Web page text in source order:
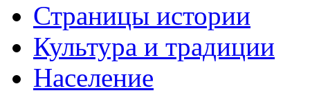
Страницы истории
Культура и традиции
Население